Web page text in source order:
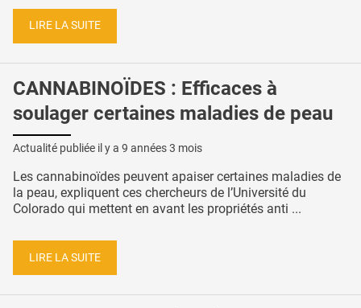
LIRE LA SUITE
CANNABINOÏDES : Efficaces à
soulager certaines maladies de peau
Actualité publiée il y a 9 années 3 mois
Les cannabinoïdes peuvent apaiser certaines maladies de
la peau, expliquent ces chercheurs de l’Université du
Colorado qui mettent en avant les propriétés anti ...
LIRE LA SUITE